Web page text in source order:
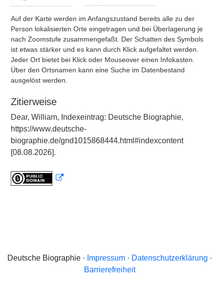
Auf der Karte werden im Anfangszustand bereits alle zu der
Person lokalisierten Orte eingetragen und bei Überlagerung je
nach Zoomstufe zusammengefaßt. Der Schatten des Symbols
ist etwas stärker und es kann durch Klick aufgefaltet werden.
Jeder Ort bietet bei Klick oder Mouseover einen Infokasten.
Über den Ortsnamen kann eine Suche im Datenbestand
ausgelöst werden.
Zitierweise
Dear, William, Indexeintrag: Deutsche Biographie,
https://www.deutsche-
biographie.de/gnd1015868444.html#indexcontent
[08.08.2026].
Deutsche Biographie · Impressum· Datenschutzerklärung ·
Barrierefreiheit